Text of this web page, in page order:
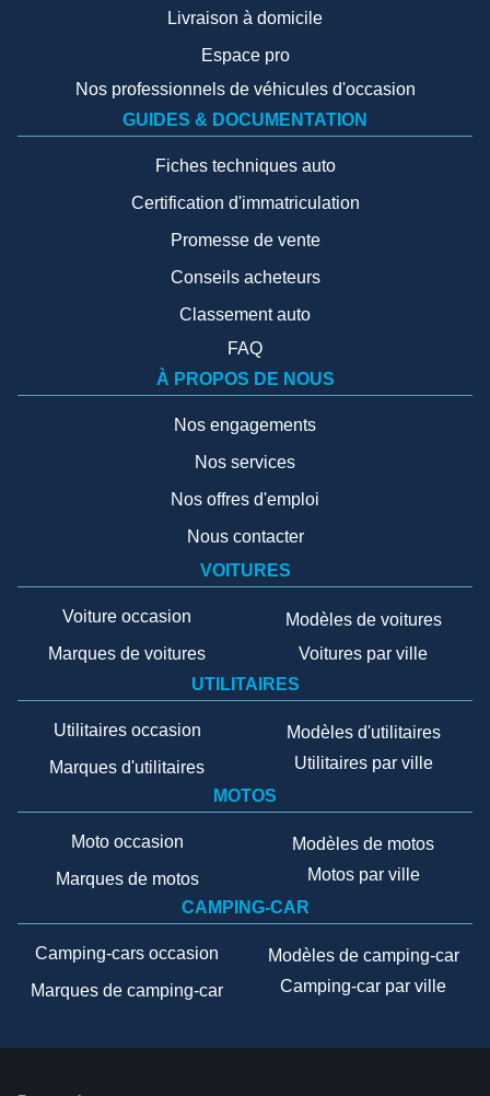
Livraison à domicile
Espace pro
Nos professionnels de véhicules d'occasion
GUIDES & DOCUMENTATION
Fiches techniques auto
Certification d'immatriculation
Promesse de vente
Conseils acheteurs
Classement auto
FAQ
À PROPOS DE NOUS
Nos engagements
Nos services
Nos offres d'emploi
Nous contacter
VOITURES
Voiture occasion
Marques de voitures
Modèles de voitures
Voitures par ville
UTILITAIRES
Utilitaires occasion
Marques d'utilitaires
Modèles d'utilitaires
Utilitaires par ville
MOTOS
Moto occasion
Marques de motos
Modèles de motos
Motos par ville
CAMPING-CAR
Camping-cars occasion
Marques de camping-car
Modèles de camping-car
Camping-car par ville